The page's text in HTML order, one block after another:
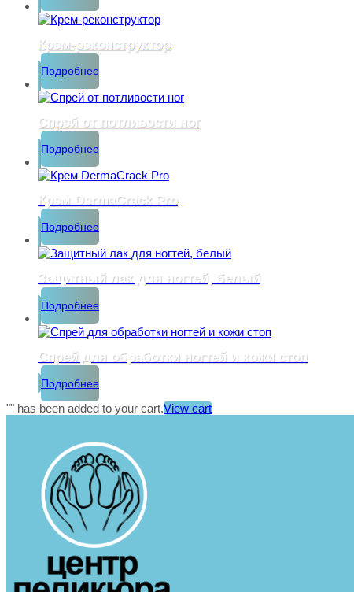
Крем-реконструктор
Подробнее
Спрей от потливости ног
Подробнее
Крем DermaСrack Pro
Подробнее
Защитный лак для ногтей, белый
Подробнее
Спрей для обработки ногтей и кожи стоп
Подробнее
"" has been added to your cart.View cart